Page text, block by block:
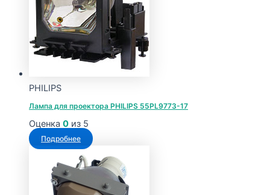
19973 ₽
PHILIPS
Лампа для проектора PHILIPS 55PL9773-17
Оценка 0 из 5
Подробнее